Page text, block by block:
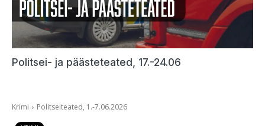
Politsei- ja päästeteated, 17.-24.06